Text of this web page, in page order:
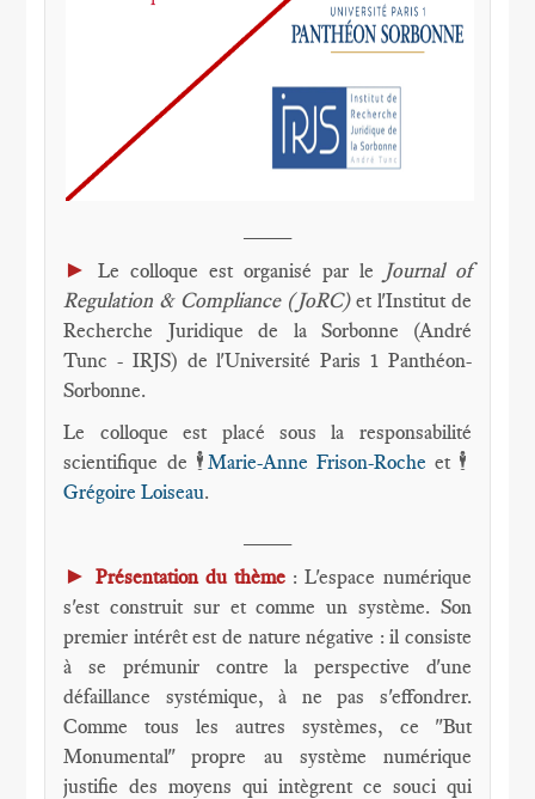
► Le colloque est organisé par le Journal of
Regulation & Compliance (JoRC)et l'Institut de
Recherche Juridique de la Sorbonne (André
Tunc - IRJS) de l'Université Paris 1 Panthéon-
Sorbonne.
Le colloque est placé sous la responsabilité
scientifique de 🕴️ Marie-Anne Frison-Roche et 🕴️
Grégoire Loiseau.
► Présentation du thème : L'espace numérique
s'est construit sur et comme un système. Son
premier intérêt est de nature négative : il consiste
à se prémunir contre la perspective d'une
défaillance systémique, à ne pas s'effondrer.
Comme tous les autres systèmes, ce "But
Monumental" propre au système numérique
justifie des moyens qui intègrent ce souci qui